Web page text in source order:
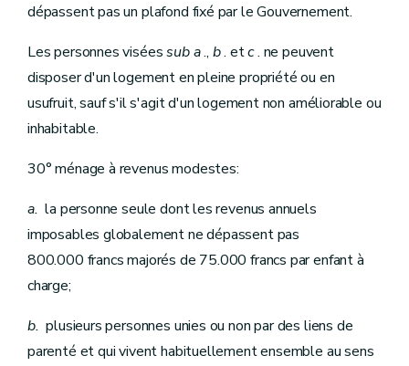
dépassent pas un plafond fixé par le Gouvernement.
Les personnes viséessuba., b. etc. ne peuvent
disposer d'un logement en pleine propriété ou en
usufruit, sauf s'il s'agit d'un logement non améliorable ou
inhabitable.
30° ménage à revenus modestes:
a. la personne seule dont les revenus annuels
imposables globalement ne dépassent pas
800.000 francs majorés de 75.000 francs par enfant à
charge;
b. plusieurs personnes unies ou non par des liens de
parenté et qui vivent habituellement ensemble au sens